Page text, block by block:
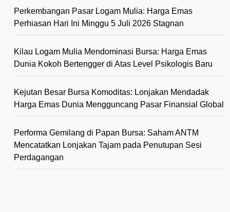
Perkembangan Pasar Logam Mulia: Harga Emas
Perhiasan Hari Ini Minggu 5 Juli 2026 Stagnan
Kilau Logam Mulia Mendominasi Bursa: Harga Emas
Dunia Kokoh Bertengger di Atas Level Psikologis Baru
Kejutan Besar Bursa Komoditas: Lonjakan Mendadak
Harga Emas Dunia Mengguncang Pasar Finansial Global
Performa Gemilang di Papan Bursa: Saham ANTM
Mencatatkan Lonjakan Tajam pada Penutupan Sesi
Perdagangan